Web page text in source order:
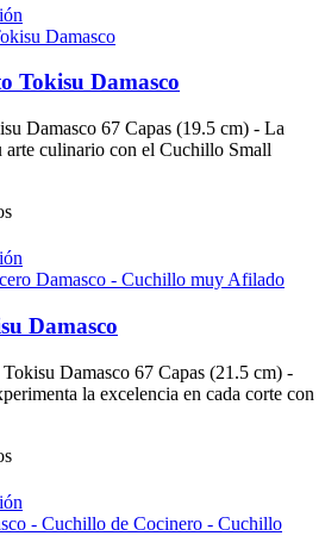
Tokisu Damasco
Damasco 67 Capas (19.5 cm) - La
arte culinario con el Cuchillo Small
Damasco
Damasco 67 Capas (21.5 cm) -
la excelencia en cada corte con